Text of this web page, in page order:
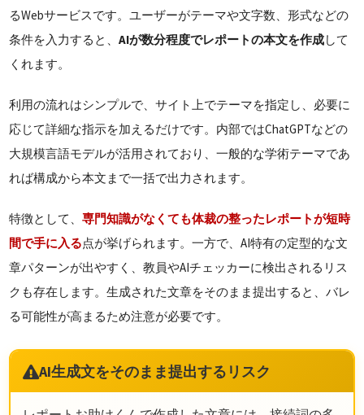
るWebサービスです。ユーザーがテーマや文字数、形式などの
条件を入力すると、AIが数分程度でレポートの本文を作成して
くれます。
利用の流れはシンプルで、サイト上でテーマを指定し、必要に
応じて詳細な指示を加えるだけです。内部ではChatGPTなどの
大規模言語モデルが活用されており、一般的な学術テーマであ
れば構成から本文まで一括で出力されます。
特徴として、専門知識がなくても体裁の整ったレポートが短時
間で手に入る点が挙げられます。一方で、AI特有の定型的な文
章パターンが出やすく、教員やAIチェッカーに検出されるリス
クも存在します。生成された文章をそのまま提出すると、バレ
る可能性が高まるため注意が必要です。
AI生成文をそのまま提出するリスク